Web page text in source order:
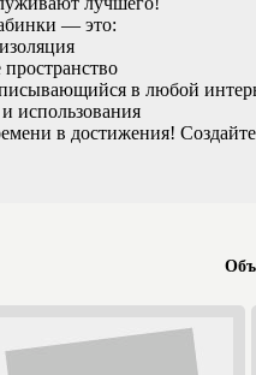
— это:
в любой
использования
в достижения!